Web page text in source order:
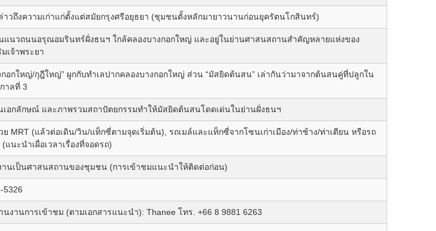
าวถึงความเก่าแก่ตั้งแต่สมัยกรุงศรีอยุธยา (ชุมชนตั้งหลักมายาวนานก่อนยุครัตนโกสินทร์)
แนวถนนอรุณอมรินทร์ฝั่งธนฯ ใกล้คลองบางกอกใหญ่ และอยู่ในย่านศาสนสถานสำคัญหลายแห่งของ
เจ้าพระยา
กอกใหญ่/กุฎีใหญ่” ผูกกับทำเลปากคลองบางกอกใหญ่ ส่วน “มัสยิดต้นสน” เล่ากันว่ามาจากต้นสนคู่ที่ปลูกใน
าลที่ 3
เอกลักษณ์ และภาพรวมสถาปัตยกรรมทำให้มัสยิดต้นสนโดดเด่นในย่านฝั่งธนฯ
ย MRT (แล้วต่อเดิน/วิน/แท็กซี่ตามจุดเริ่มต้น), รถเมล์และแท็กซี่จากโซนเก่าเมือง/ท่าช้าง/ท่าเตียน หรือรถ
แนะนำเผื่อเวลาเรื่องที่จอดรถ)
านเป็นศาสนสถานของชุมชน (การเข้าชมแนะนำให้ติดต่อก่อน)
5326
นงานการเข้าชม (ตามเอกสารแนะนำ): Thanee โทร. +66 8 9881 6263